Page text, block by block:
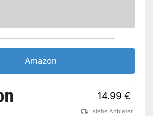
Amazon
14.99 €
siehe Anbieter